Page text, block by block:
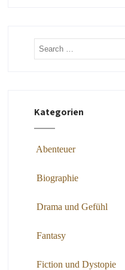
Kategorien
Abenteuer
Biographie
Drama und Gefühl
Fantasy
Fiction und Dystopie